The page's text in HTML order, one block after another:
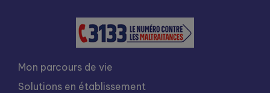
Mon parcours de vie
Solutions en établissement